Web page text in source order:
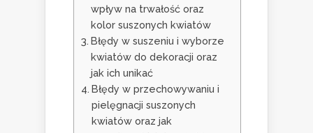
wpływ na trwałość oraz
kolor suszonych kwiatów
Błędy w suszeniu i wyborze
kwiatów do dekoracji oraz
jak ich unikać
Błędy w przechowywaniu i
pielęgnacji suszonych
kwiatów oraz jak